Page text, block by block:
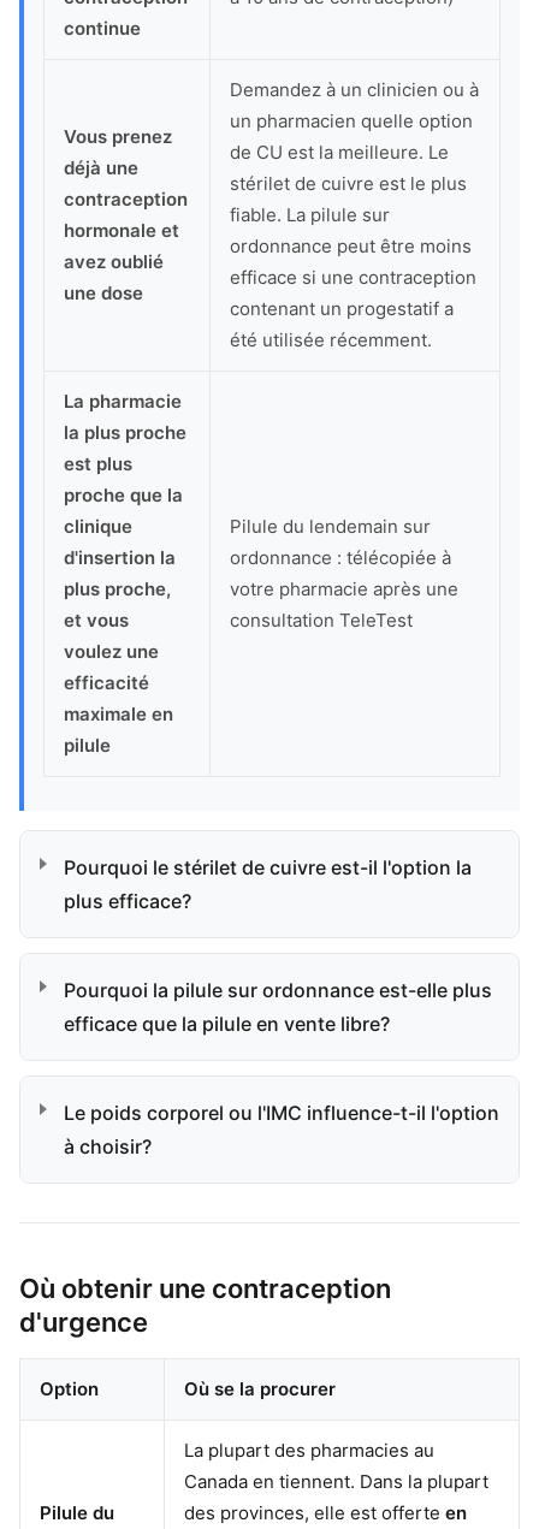
continue
Vous prenez
déjà une
contraception
hormonale et
avez oublié
une dose
Demandez à un clinicien ou à
un pharmacien quelle option
de CU est la meilleure. Le
stérilet de cuivre est le plus
fiable. La pilule sur
ordonnance peut être moins
efficace si une contraception
contenant un progestatif a
été utilisée récemment.
La pharmacie
la plus proche
est plus
proche que la
clinique
d'insertion la
plus proche,
et vous
voulez une
efficacité
maximale en
pilule
Pilule du lendemain sur
ordonnance : télécopiée à
votre pharmacie après une
consultation TeleTest
Pourquoi le stérilet de cuivre est-il l'option la
plus efficace?
Pourquoi la pilule sur ordonnance est-elle plus
efficace que la pilule en vente libre?
Le poids corporel ou l'IMC influence-t-il l'option
à choisir?
Où obtenir une contraception
d'urgence
Option Où se la procurer
Pilule du
La plupart des pharmacies au
Canada en tiennent. Dans la plupart
des provinces, elle est offerte en